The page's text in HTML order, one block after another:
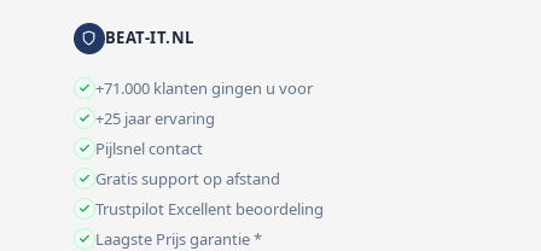
BEAT-IT.NL
+71.000 klanten gingen u voor
+25 jaar ervaring
Pijlsnel contact
Gratis support op afstand
Trustpilot Excellent beoordeling
Laagste Prijs garantie *